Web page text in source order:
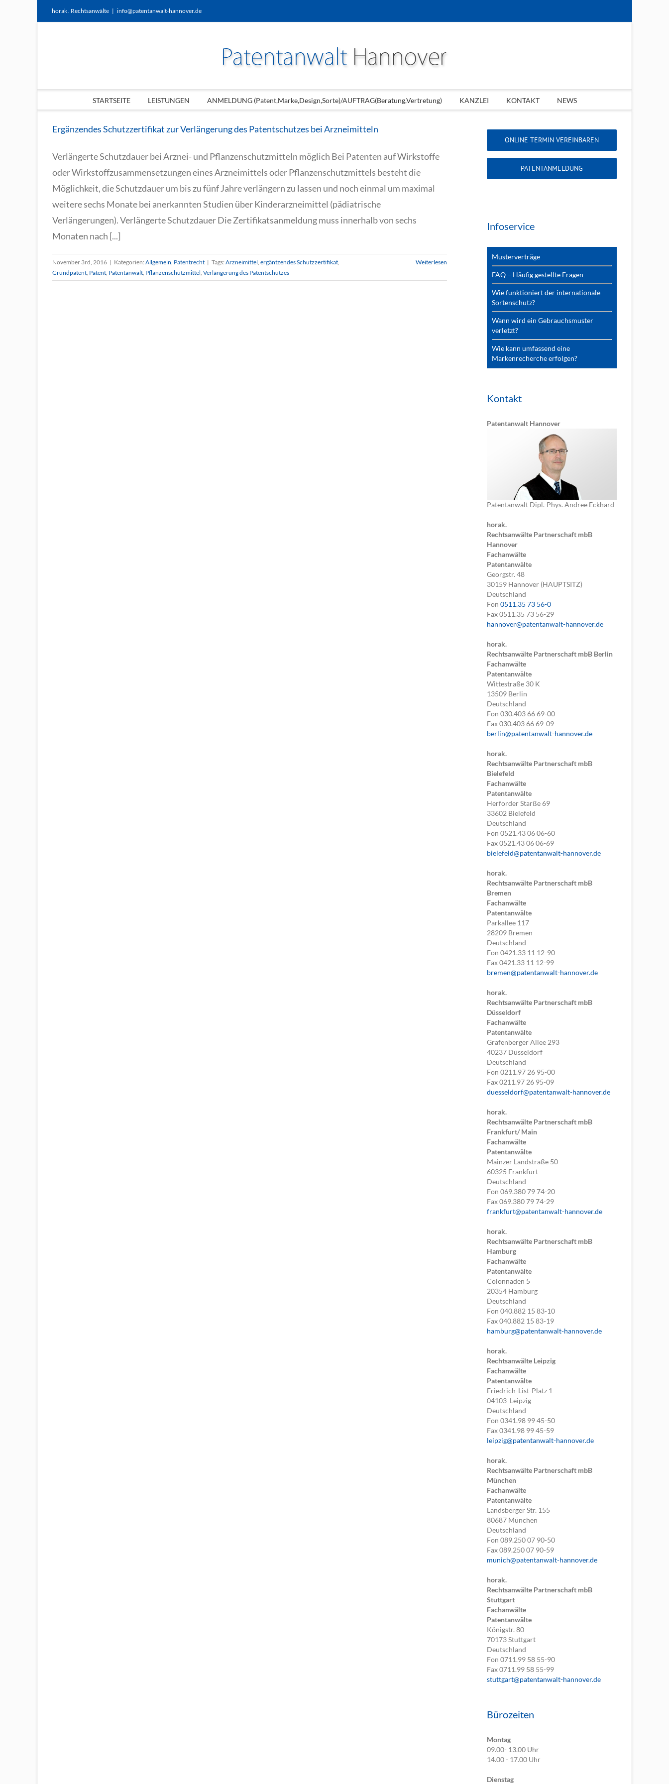
horak . Rechtsanwälte | info@patentanwalt-hannover.de
STARTSEITE LEISTUNGEN ANMELDUNG (Patent,Marke,Design,Sorte)/AUFTRAG(Beratung,Vertretung) KANZLEI KONTAKT NEWS
Ergänzendes Schutzzertifikat zur Verlängerung des Patentschutzes bei Arzneimitteln
Verlängerte Schutzdauer bei Arznei- und Pflanzenschutzmitteln möglich Bei Patenten auf Wirkstoffe
oder Wirkstoffzusammensetzungen eines Arzneimittels oder Pflanzenschutzmittels besteht die
Möglichkeit, die Schutzdauer um bis zu fünf Jahre verlängern zu lassen und noch einmal um maximal
weitere sechs Monate bei anerkannten Studien über Kinderarzneimittel (pädiatrische
Verlängerungen). Verlängerte Schutzdauer Die Zertifikatsanmeldung muss innerhalb von sechs
Monaten nach [...]
November 3rd, 2016 | Kategorien: Allgemein, Patentrecht | Tags: Arzneimittel, ergäntzendes Schutzzertifikat,
Grundpatent, Patent, Patentanwalt, Pflanzenschutzmittel, Verlängerung des Patentschutzes
Weiterlesen
ONLINE TERMIN VEREINBAREN
PATENTANMELDUNG
Infoservice
Musterverträge
FAQ – Häufig gestellte Fragen
Wie funktioniert der internationale
Sortenschutz?
Wann wird ein Gebrauchsmuster
verletzt?
Wie kann umfassend eine
Markenrecherche erfolgen?
Kontakt
Patentanwalt Hannover
Patentanwalt Dipl.-Phys. Andree Eckhard
horak.
Rechtsanwälte Partnerschaft mbB
Hannover
Fachanwälte
Patentanwälte
Georgstr. 48
30159 Hannover (HAUPTSITZ)
Deutschland
Fon0511.35 73 56-0
Fax0511.35 73 56-29
hannover@patentanwalt-hannover.de
horak.
Rechtsanwälte Partnerschaft mbB Berlin
Fachanwälte
Patentanwälte
Wittestraße 30 K
13509 Berlin
Deutschland
Fon030.403 66 69-00
Fax030.403 66 69-09
berlin@patentanwalt-hannover.de
horak.
Rechtsanwälte Partnerschaft mbB
Bielefeld
Fachanwälte
Patentanwälte
Herforder Starße 69
33602 Bielefeld
Deutschland
Fon0521.43 06 06-60
Fax0521.43 06 06-69
bielefeld@patentanwalt-hannover.de
horak.
Rechtsanwälte Partnerschaft mbB
Bremen
Fachanwälte
Patentanwälte
Parkallee 117
28209 Bremen
Deutschland
Fon0421.33 11 12-90
Fax0421.33 11 12-99
bremen@patentanwalt-hannover.de
horak.
Rechtsanwälte Partnerschaft mbB
Düsseldorf
Fachanwälte
Patentanwälte
Grafenberger Allee 293
40237 Düsseldorf
Deutschland
Fon0211.97 26 95-00
Fax0211.97 26 95-09
duesseldorf@patentanwalt-hannover.de
horak.
Rechtsanwälte Partnerschaft mbB
Frankfurt/ Main
Fachanwälte
Patentanwälte
Mainzer Landstraße 50
60325 Frankfurt
Deutschland
Fon069.380 79 74-20
Fax069.380 79 74-29
frankfurt@patentanwalt-hannover.de
horak.
Rechtsanwälte Partnerschaft mbB
Hamburg
Fachanwälte
Patentanwälte
Colonnaden 5
20354 Hamburg
Deutschland
Fon040.882 15 83-10
Fax040.882 15 83-19
hamburg@patentanwalt-hannover.de
horak.
Rechtsanwälte Leipzig
Fachanwälte
Patentanwälte
Friedrich-List-Platz 1
04103 Leipzig
Deutschland
Fon0341.98 99 45-50
Fax0341.98 99 45-59
leipzig@patentanwalt-hannover.de
horak.
Rechtsanwälte Partnerschaft mbB
München
Fachanwälte
Patentanwälte
Landsberger Str. 155
80687 München
Deutschland
Fon089.250 07 90-50
Fax089.250 07 90-59
munich@patentanwalt-hannover.de
horak.
Rechtsanwälte Partnerschaft mbB
Stuttgart
Fachanwälte
Patentanwälte
Königstr. 80
70173Stuttgart
Deutschland
Fon0711.99 58 55-90
Fax0711.99 58 55-99
stuttgart@patentanwalt-hannover.de
Bürozeiten
Montag
09.00- 13.00 Uhr
14.00 - 17.00 Uhr
Dienstag